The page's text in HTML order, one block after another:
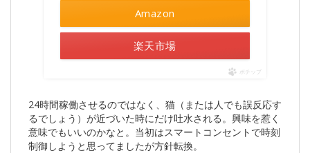
Amazon
楽天市場
ポチップ
24時間稼働させるのではなく、猫（または人でも誤反応す
るでしょう）が近づいた時にだけ吐水される。興味を惹く
意味でもいいのかなと。当初はスマートコンセントで時刻
制御しようと思ってましたが方針転換。